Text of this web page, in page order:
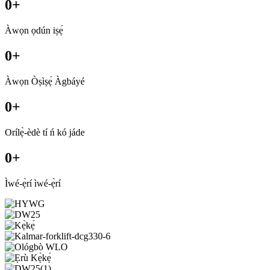
0+
Àwọn ọdún iṣẹ́
0+
Àwọn Òṣìṣẹ́ Àgbáyé
0+
Orílẹ̀-èdè tí ń kó jáde
0+
Ìwé-ẹ̀rí ìwé-ẹ̀rí